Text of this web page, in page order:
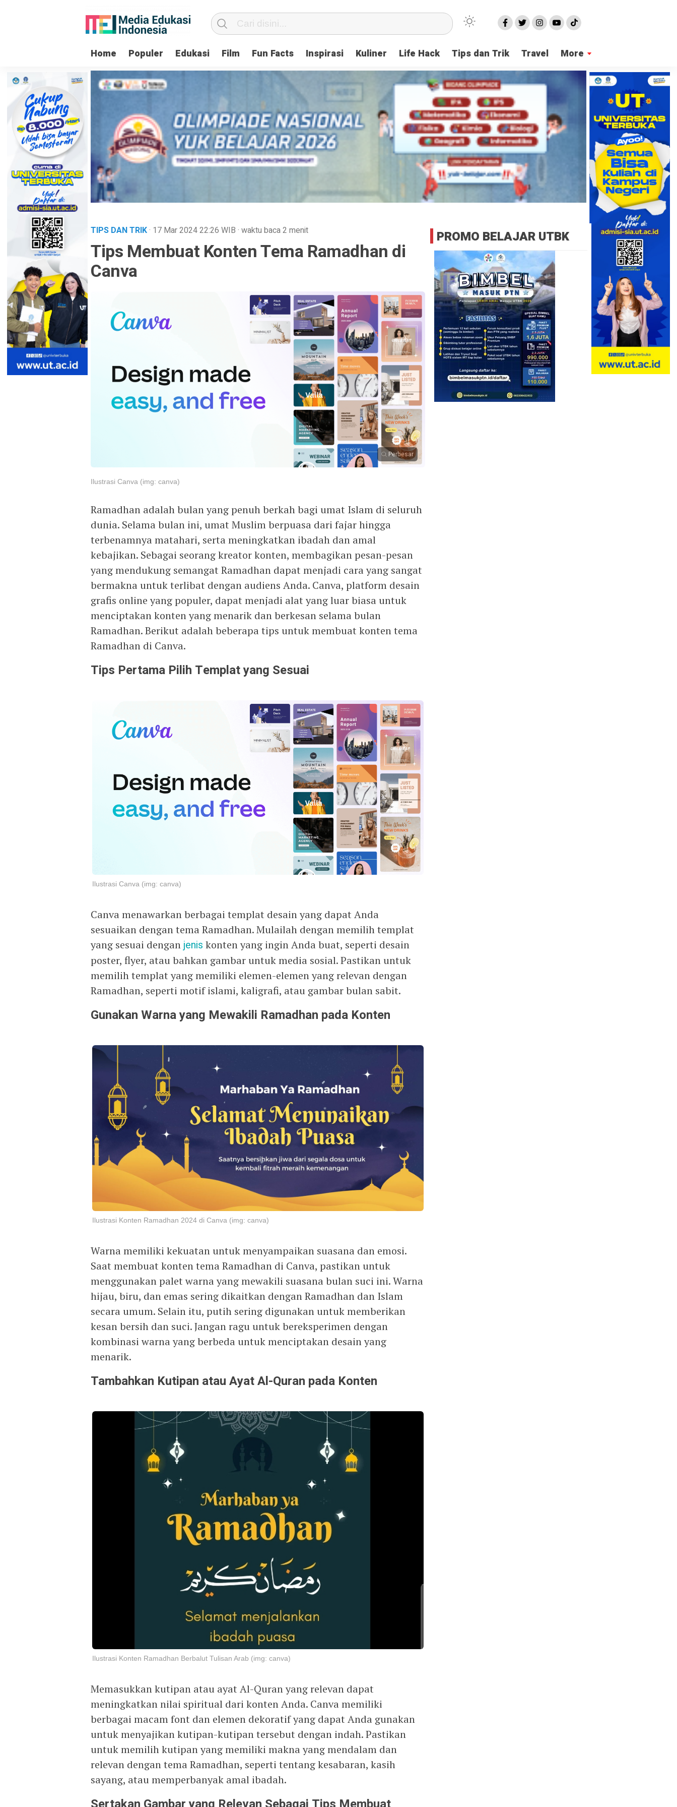
Home Populer Edukasi Film Fun Facts Inspirasi Kuliner Life Hack Tips dan Trik Travel More
TIPS DAN TRIK· 17 Mar 202422:26 WIB · waktu baca 2 menit
Tips Membuat Konten Tema Ramadhan di
Canva
Perbesar
Ilustrasi Canva (img: canva)
Ramadhan adalah bulan yang penuh berkah bagi umat Islam di seluruh
dunia. Selama bulan ini, umat Muslim berpuasa dari fajar hingga
terbenamnya matahari, serta meningkatkan ibadah dan amal
kebajikan. Sebagai seorang kreator konten, membagikan pesan-pesan
yang mendukung semangat Ramadhan dapat menjadi cara yang sangat
bermakna untuk terlibat dengan audiens Anda. Canva, platform desain
grafis online yang populer, dapat menjadi alat yang luar biasa untuk
menciptakan konten yang menarik dan berkesan selama bulan
Ramadhan. Berikut adalah beberapa tips untuk membuat konten tema
Ramadhan di Canva.
Tips Pertama Pilih Templat yang Sesuai
Ilustrasi Canva (img: canva)
Canva menawarkan berbagai templat desain yang dapat Anda
sesuaikan dengan tema Ramadhan. Mulailah dengan memilih templat
yang sesuai dengan jenis konten yang ingin Anda buat, seperti desain
poster, flyer, atau bahkan gambar untuk media sosial. Pastikan untuk
memilih templat yang memiliki elemen-elemen yang relevan dengan
Ramadhan, seperti motif islami, kaligrafi, atau gambar bulan sabit.
Gunakan Warna yang Mewakili Ramadhan pada Konten
Ilustrasi Konten Ramadhan 2024 di Canva (img: canva)
Warna memiliki kekuatan untuk menyampaikan suasana dan emosi.
Saat membuat konten tema Ramadhan di Canva, pastikan untuk
menggunakan palet warna yang mewakili suasana bulan suci ini. Warna
hijau, biru, dan emas sering dikaitkan dengan Ramadhan dan Islam
secara umum. Selain itu, putih sering digunakan untuk memberikan
kesan bersih dan suci. Jangan ragu untuk bereksperimen dengan
kombinasi warna yang berbeda untuk menciptakan desain yang
menarik.
Tambahkan Kutipan atau Ayat Al-Quran pada Konten
Ilustrasi Konten Ramadhan Berbalut Tulisan Arab (img: canva)
Memasukkan kutipan atau ayat Al-Quran yang relevan dapat
meningkatkan nilai spiritual dari konten Anda. Canva memiliki
berbagai macam font dan elemen dekoratif yang dapat Anda gunakan
untuk menyajikan kutipan-kutipan tersebut dengan indah. Pastikan
untuk memilih kutipan yang memiliki makna yang mendalam dan
relevan dengan tema Ramadhan, seperti tentang kesabaran, kasih
sayang, atau memperbanyak amal ibadah.
PROMO BELAJAR UTBK